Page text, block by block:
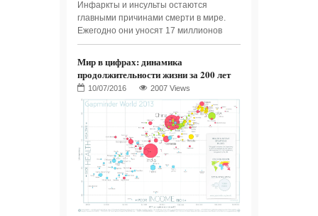
Инфаркты и инсульты остаются
главными причинами смерти в мире.
Ежегодно они уносят 17 миллионов
Мир в цифрах: динамика
продолжительности жизни за 200 лет
2007 Views